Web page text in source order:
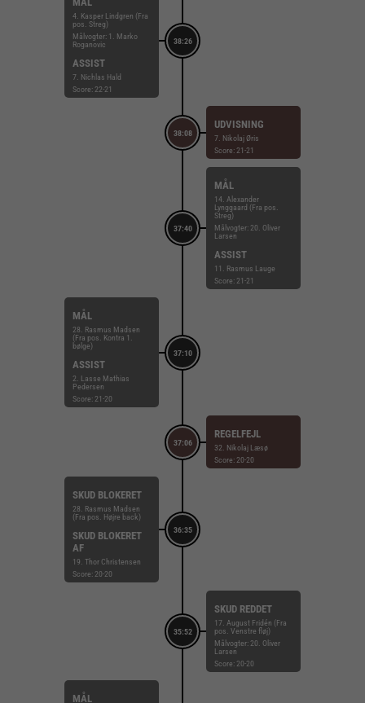
38:26
4. Kasper Lindgren (Fra
pos. Streg)
Målvogter: 1. Marko
Roganovic
ASSIST
7. Nichlas Hald
Score: 22-21
38:08
UDVISNING
7. Nikolaj Øris
Score: 21-21
37:40
MÅL
14. Alexander
Lynggaard (Fra pos.
Streg)
Målvogter: 20. Oliver
Larsen
ASSIST
11. Rasmus Lauge
Score: 21-21
37:10
MÅL
28. Rasmus Madsen
(Fra pos. Kontra 1.
bølge)
ASSIST
2. Lasse Mathias
Pedersen
Score: 21-20
37:06
REGELFEJL
32. Nikolaj Læsø
Score: 20-20
36:35
SKUD BLOKERET
28. Rasmus Madsen
(Fra pos. Højre back)
SKUD BLOKERET
AF
19. Thor Christensen
Score: 20-20
35:52
SKUD REDDET
17. August Fridén (Fra
pos. Venstre fløj)
Målvogter: 20. Oliver
Larsen
Score: 20-20
MÅL